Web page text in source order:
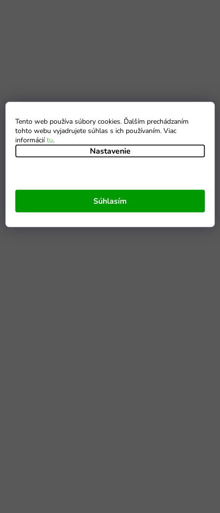
Tento web používa súbory cookies. Ďalším prechádzaním
tohto webu vyjadrujete súhlas s ich používaním. Viac
informáciítu.
Nastavenie
Súhlasím